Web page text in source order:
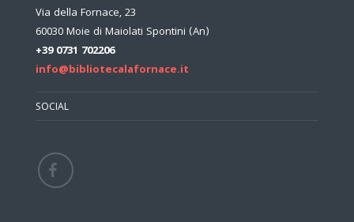
Via della Fornace, 23
60030 Moie di Maiolati Spontini (An)
+39 0731 702206
info@bibliotecalafornace.it
SOCIAL